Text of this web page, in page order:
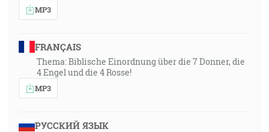
MP3
FRANÇAIS
Thema: Biblische Einordnung über die 7 Donner, die
4 Engel und die 4 Rosse!
MP3
РУССКИЙ ЯЗЫК